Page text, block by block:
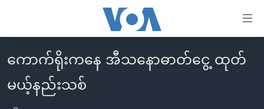
လွယ်ကူ
သည့်
မူလစာမျက်နှာ
မြန်မာ
ကောက်ရိုးကနေ အီသနောဓာတ်ငွေ့ ထုတ်
မယ့်နည်းသစ်